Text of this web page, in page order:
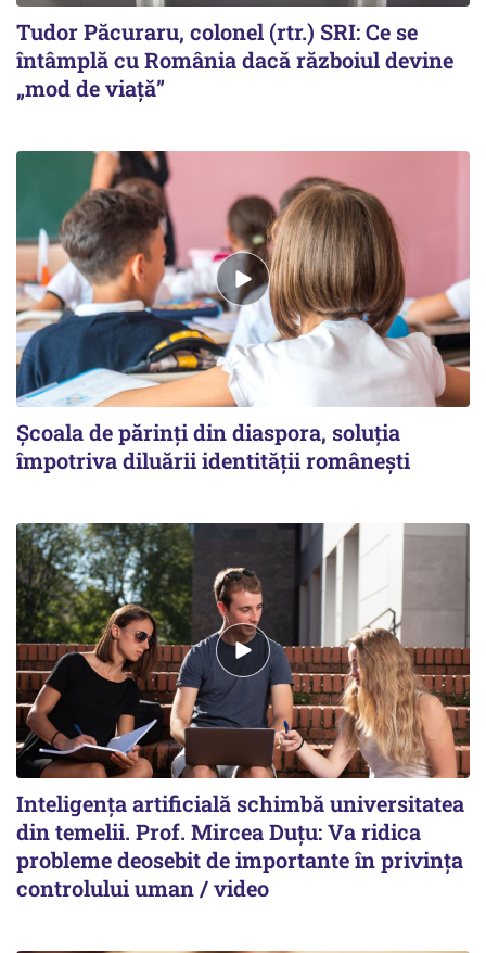
Tudor Păcuraru, colonel (rtr.) SRI: Ce se
întâmplă cu România dacă războiul devine
„mod de viață”
Școala de părinți din diaspora, soluția
împotriva diluării identității românești
Inteligența artificială schimbă universitatea
din temelii. Prof. Mircea Duțu: Va ridica
probleme deosebit de importante în privința
controlului uman / video